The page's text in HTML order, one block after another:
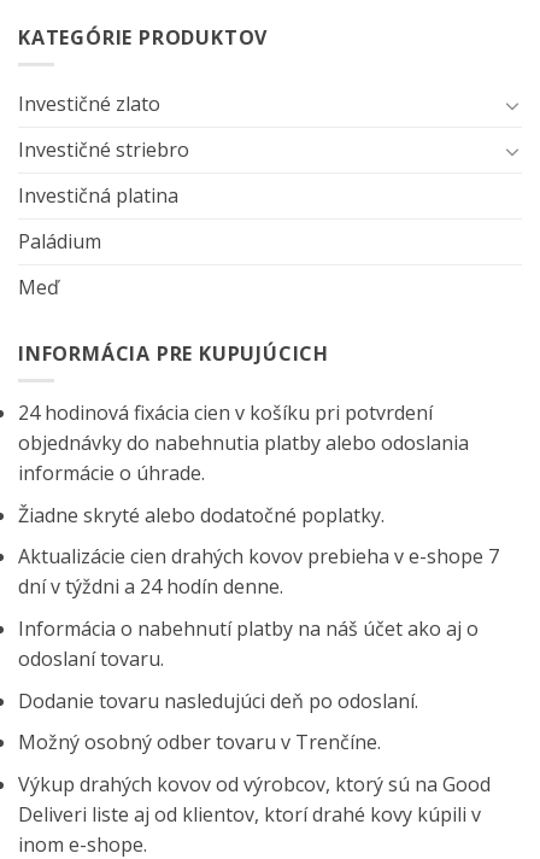
KATEGÓRIE PRODUKTOV
Investičné zlato
Investičné striebro
Investičná platina
Paládium
Meď
INFORMÁCIA PRE KUPUJÚCICH
24 hodinová fixácia cien v košíku pri potvrdení
objednávky do nabehnutia platby alebo odoslania
informácie o úhrade.
Žiadne skryté alebo dodatočné poplatky.
Aktualizácie cien drahých kovov prebieha v e-shope 7
dní v týždni a 24 hodín denne.
Informácia o nabehnutí platby na náš účet ako aj o
odoslaní tovaru.
Dodanie tovaru nasledujúci deň po odoslaní.
Možný osobný odber tovaru v Trenčíne.
Výkup drahých kovov od výrobcov, ktorý sú na Good
Deliveri liste aj od klientov, ktorí drahé kovy kúpili v
inom e-shope.